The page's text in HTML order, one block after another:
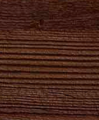
8-800-100-16-50
ОБРАТНЫЙ ЗВОНОК
gost@bryanskpivo.ru